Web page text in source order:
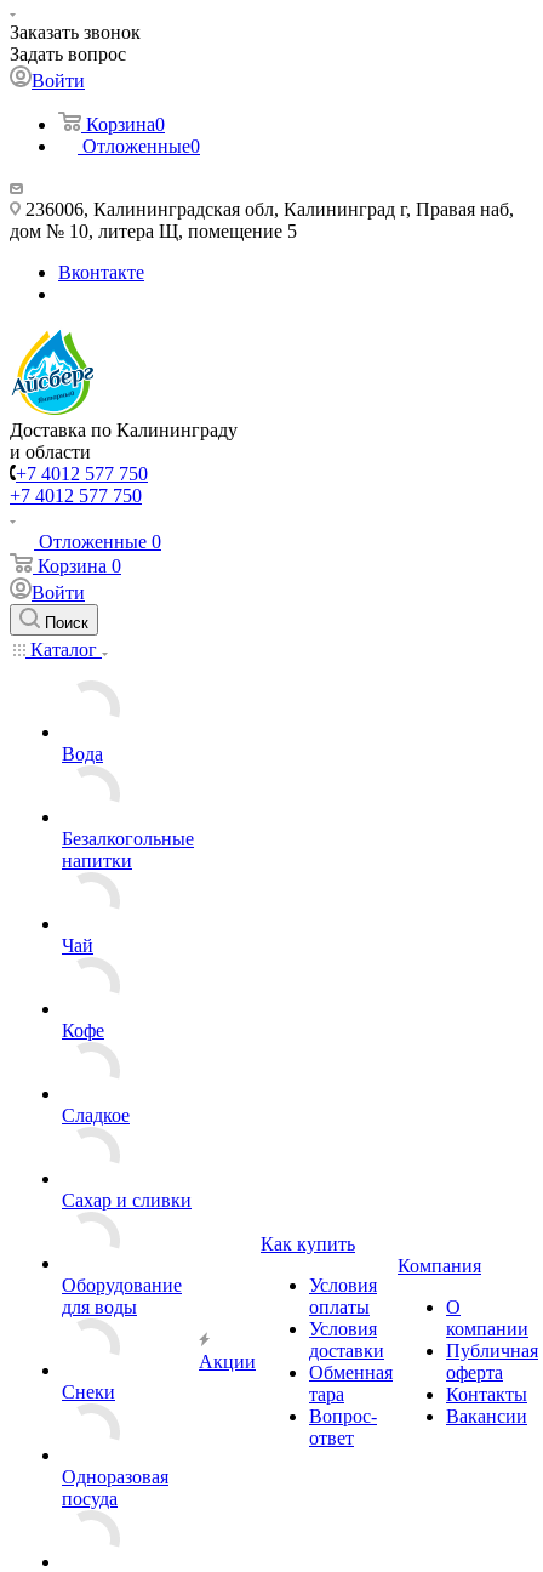
Заказать звонок
Задать вопрос
Войти
Корзина0
Отложенные0
236006, Калининградская обл, Калининград г, Правая наб,
дом № 10, литера Щ, помещение 5
Вконтакте
Доставка по Калининграду
и области
+7 4012 577 750
+7 4012 577 750
Отложенные 0
Корзина 0
Войти
Поиск
Каталог
Вода
Безалкогольные
напитки
Чай
Кофе
Сладкое
Сахар и сливки
Оборудование
для воды
Снеки
Одноразовая
посуда
Акции
Как купить
Условия
оплаты
Условия
доставки
Обменная
тара
Вопрос-
ответ
Компания
О
компании
Публичная
оферта
Контакты
Вакансии